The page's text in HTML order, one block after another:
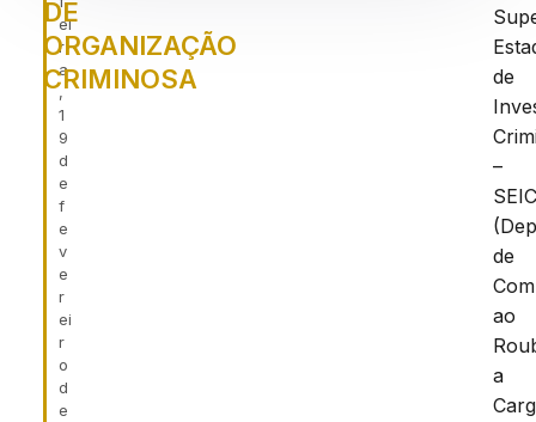
ei
r
a
,
1
9
d
e
f
e
v
e
r
ei
r
o
d
e
DE
ORGANIZAÇÃO
CRIMINOSA
de
–
de
ao
a